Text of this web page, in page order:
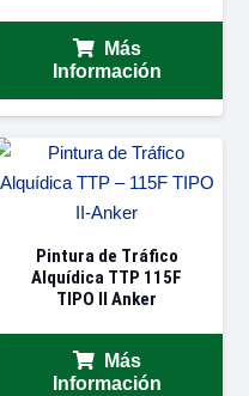
Más
Información
Pintura de Tráfico
Alquídica TTP 115F
TIPO II Anker
Más
Información